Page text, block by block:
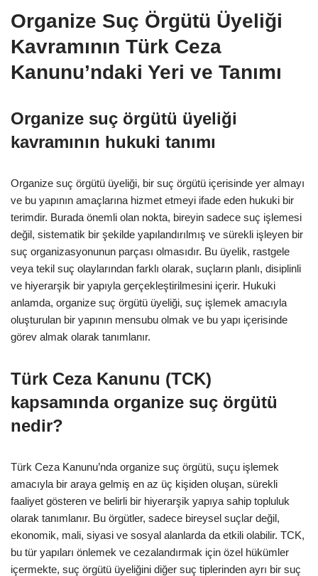
Organize Suç Örgütü Üyeliği
Kavramının Türk Ceza
Kanunu’ndaki Yeri ve Tanımı
Organize suç örgütü üyeliği
kavramının hukuki tanımı
Organize suç örgütü üyeliği, bir suç örgütü içerisinde yer almayı
ve bu yapının amaçlarına hizmet etmeyi ifade eden hukuki bir
terimdir. Burada önemli olan nokta, bireyin sadece suç işlemesi
değil, sistematik bir şekilde yapılandırılmış ve sürekli işleyen bir
suç organizasyonunun parçası olmasıdır. Bu üyelik, rastgele
veya tekil suç olaylarından farklı olarak, suçların planlı, disiplinli
ve hiyerarşik bir yapıyla gerçekleştirilmesini içerir. Hukuki
anlamda, organize suç örgütü üyeliği, suç işlemek amacıyla
oluşturulan bir yapının mensubu olmak ve bu yapı içerisinde
görev almak olarak tanımlanır.
Türk Ceza Kanunu (TCK)
kapsamında organize suç örgütü
nedir?
Türk Ceza Kanunu’nda organize suç örgütü, suçu işlemek
amacıyla bir araya gelmiş en az üç kişiden oluşan, sürekli
faaliyet gösteren ve belirli bir hiyerarşik yapıya sahip topluluk
olarak tanımlanır. Bu örgütler, sadece bireysel suçlar değil,
ekonomik, mali, siyasi ve sosyal alanlarda da etkili olabilir. TCK,
bu tür yapıları önlemek ve cezalandırmak için özel hükümler
içermekte, suç örgütü üyeliğini diğer suç tiplerinden ayrı bir suç